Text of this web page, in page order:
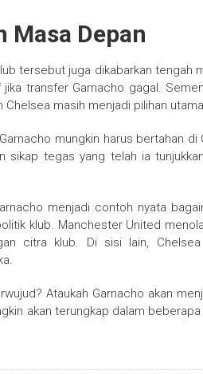
Depan
tersebut juga dikabarkan tengah
jika transfer Garnacho gagal.
Chelsea masih menjadi pilihan
mungkin harus bertahan
sikap tegas yang telah ia
menjadi contoh nyata
klub. Manchester United
citra klub. Di sisi lain,
Ataukah Garnacho akan
akan terungkap dalam